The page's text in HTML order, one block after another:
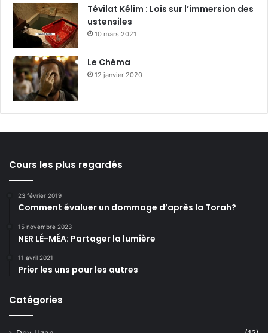
Tévilat Kélim : Lois sur l’immersion des
ustensiles
10 mars 2021
Le Chéma
12 janvier 2020
Cours les plus regardés
23 février 2019
Comment évaluer un dommage d’après la Torah?
15 novembre 2023
NER LÉ-MÉA: Partager la lumière
11 avril 2021
Prier les uns pour les autres
Catégories